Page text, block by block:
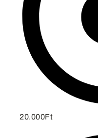
20.000Ft